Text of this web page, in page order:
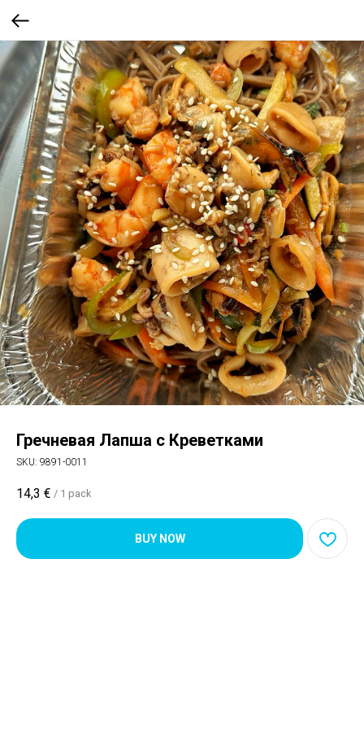
Гречневая Лапша с Креветками
SKU: 9891-0011
14,3 € / 1 pack
BUY NOW